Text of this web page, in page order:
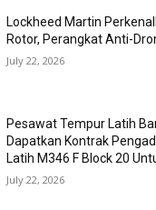
Lockheed Martin
Rotor, Perangkat Anti-
July 22, 2026
Pesawat Tempur Latih
Dapatkan Kontrak
Latih M346 F Block 20
July 22, 2026